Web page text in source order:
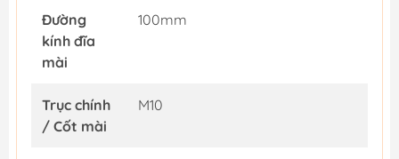
Đường
kính đĩa
mài
100mm
Trục chính
/ Cốt mài
M10